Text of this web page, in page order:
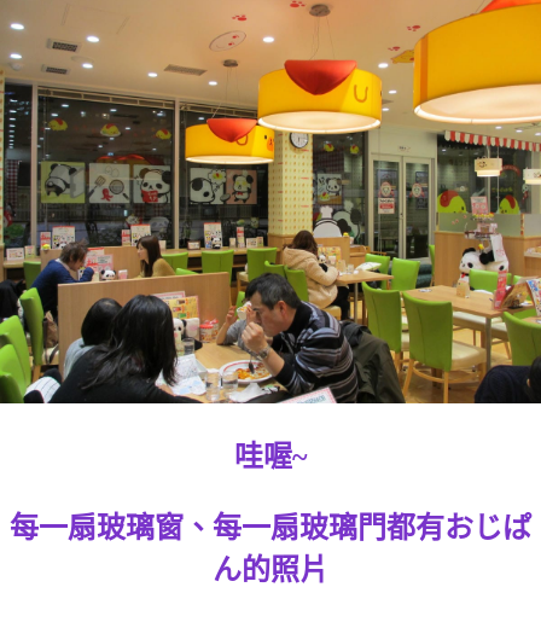
哇喔~
每一扇玻璃窗、每一扇玻璃門都有おじぱ
ん的照片